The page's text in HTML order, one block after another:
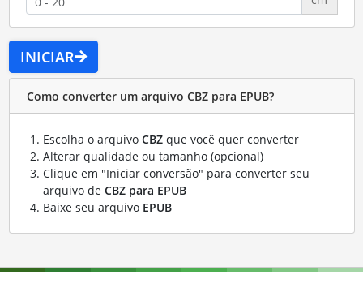
INICIAR
Como converter um arquivo CBZ para EPUB?
Escolha o arquivo CBZque você quer converter
Alterar qualidade ou tamanho (opcional)
Clique em "Iniciar conversão" para converter seu
arquivo de CBZ para EPUB
Baixe seu arquivo EPUB